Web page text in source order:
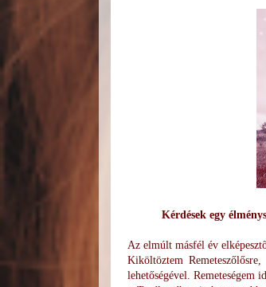
Kérdések egy
Az elmúlt másfél év
Kiköltöztem
lehetőségével. Remeteségem